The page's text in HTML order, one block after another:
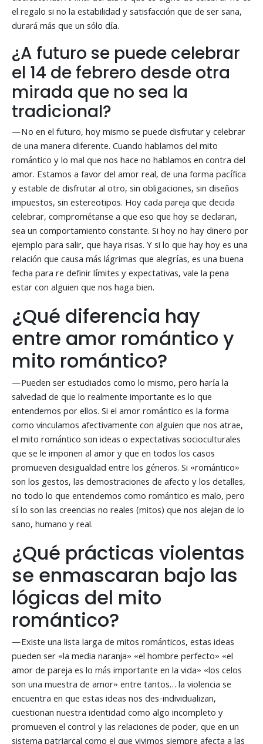
el regalo si no la estabilidad y satisfacción que de ser sana,
durará más que un sólo día.
¿A futuro se puede celebrar
el 14 de febrero desde otra
mirada que no sea la
tradicional?
—No en el futuro, hoy mismo se puede disfrutar y celebrar
de una manera diferente. Cuando hablamos del mito
romántico y lo mal que nos hace no hablamos en contra del
amor. Estamos a favor del amor real, de una forma pacífica
y estable de disfrutar al otro, sin obligaciones, sin diseños
impuestos, sin estereotipos. Hoy cada pareja que decida
celebrar, comprométanse a que eso que hoy se declaran,
sea un comportamiento constante. Si hoy no hay dinero por
ejemplo para salir, que haya risas. Y si lo que hay hoy es una
relación que causa más lágrimas que alegrías, es una buena
fecha para re definir límites y expectativas, vale la pena
estar con alguien que nos haga bien.
¿Qué diferencia hay
entre amor romántico y
mito romántico?
—Pueden ser estudiados como lo mismo, pero haría la
salvedad de que lo realmente importante es lo que
entendemos por ellos. Si el amor romántico es la forma
como vinculamos afectivamente con alguien que nos atrae,
el mito romántico son ideas o expectativas socioculturales
que se le imponen al amor y que en todos los casos
promueven desigualdad entre los géneros. Si «romántico»
son los gestos, las demostraciones de afecto y los detalles,
no todo lo que entendemos como romántico es malo, pero
sí lo son las creencias no reales (mitos) que nos alejan de lo
sano, humano y real.
¿Qué prácticas violentas
se enmascaran bajo las
lógicas del mito
romántico?
—Existe una lista larga de mitos románticos, estas ideas
pueden ser «la media naranja» «el hombre perfecto» «el
amor de pareja es lo más importante en la vida» «los celos
son una muestra de amor» entre tantos… la violencia se
encuentra en que estas ideas nos des-individualizan,
cuestionan nuestra identidad como algo incompleto y
promueven el control y las relaciones de poder, que en un